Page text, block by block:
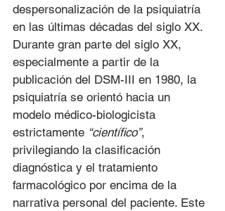
despersonalización de la psiquiatría
en las últimas décadas del siglo XX.
Durante gran parte del siglo XX,
especialmente a partir de la
publicación del DSM-III en 1980, la
psiquiatría se orientó hacia un
modelo médico-biologicista
estrictamente “científico”,
privilegiando la clasificación
diagnóstica y el tratamiento
farmacológico por encima de la
narrativa personal del paciente. Este